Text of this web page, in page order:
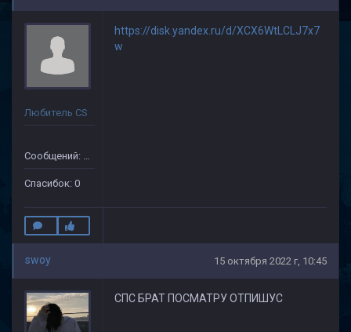
Любитель CS
Сообщений: 12
Спасибок: 0
https://disk.yandex.ru/d/XCX6WtLCLJ7x7
w
swoy 15 октября 2022 г, 10:45
СПС БРАТ ПОСМАТРУ ОТПИШУС